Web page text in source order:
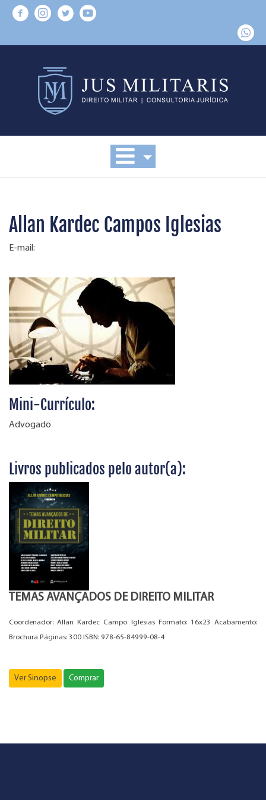
Allan Kardec Campos Iglesias
E-mail:
Mini-Currículo:
Advogado
Livros publicados pelo autor(a):
TEMAS AVANÇADOS DE DIREITO MILITAR
Coordenador: Allan Kardec Campo Iglesias Formato: 16x23 Acabamento:
Brochura Páginas: 300 ISBN: 978-65-84999-08-4
Ver Sinopse Comprar